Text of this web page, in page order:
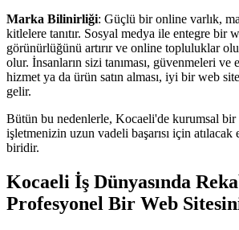
Marka Bilinirliği: Güçlü bir online varlık,
kitlelere tanıtır. Sosyal medya ile entegre bir
görünürlüğünü artırır ve online topluluklar
olur. İnsanların sizi tanıması, güvenmeleri ve
hizmet ya da ürün satın alması, iyi bir web
gelir.
Bütün bu nedenlerle, Kocaeli'de kurumsal bir
işletmenizin uzun vadeli başarısı için atılacak
biridir.
Kocaeli İş Dünyasında
Profesyonel Bir Web